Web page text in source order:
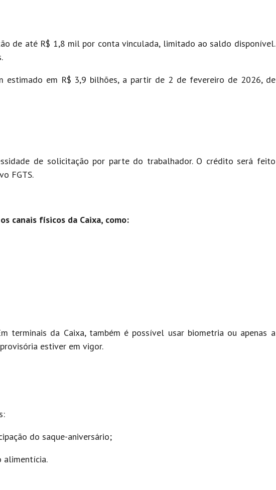
de até R$ 1,8 mil por conta vinculada, limitado ao saldo disponível.
estimado em R$ 3,9 bilhões, a partir de 2 de fevereiro de 2026, de
de solicitação por parte do trabalhador. O crédito será feito
FGTS.
canais físicos da Caixa, como:
terminais da Caixa, também é possível usar biometria ou apenas a
estiver em vigor.
do saque-aniversário;
alimentícia.